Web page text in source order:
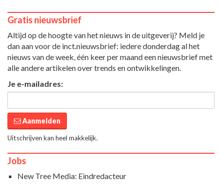
Gratis nieuwsbrief
Altijd op de hoogte van het nieuws in de uitgeverij? Meld je
dan aan voor de inct.nieuwsbrief: iedere donderdag al het
nieuws van de week, één keer per maand een nieuwsbrief met
alle andere artikelen over trends en ontwikkelingen.
Je e-mailadres:
Aanmelden
Uitschrijven kan heel makkelijk.
Jobs
New Tree Media: Eindredacteur